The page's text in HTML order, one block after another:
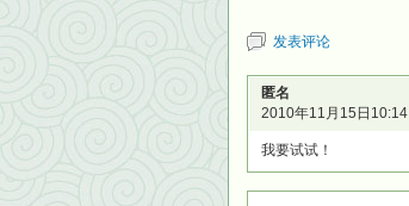
发表评论
匿名
2010年11月15日10:14
我要试试！